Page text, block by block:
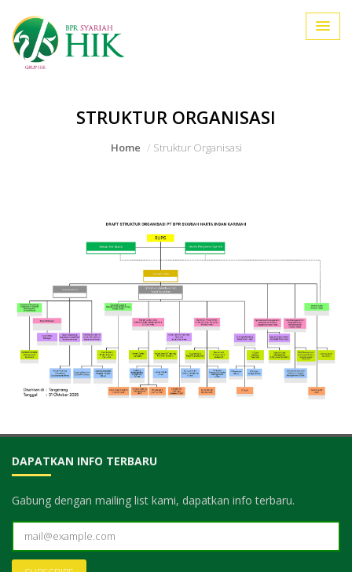
STRUKTUR ORGANISASI
Home Struktur Organisasi
DAPATKAN INFO TERBARU
Gabung dengan mailing list kami, dapatkan info terbaru.